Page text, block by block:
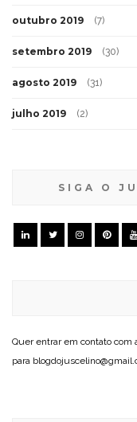
outubro 2019 (7)
setembro 2019 (30)
agosto 2019 (31)
julho 2019 (2)
SIGA O
Quer entrar em contato com
para